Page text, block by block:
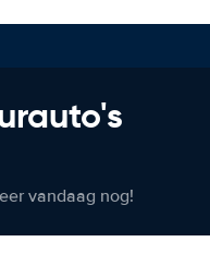
vandaag nog!